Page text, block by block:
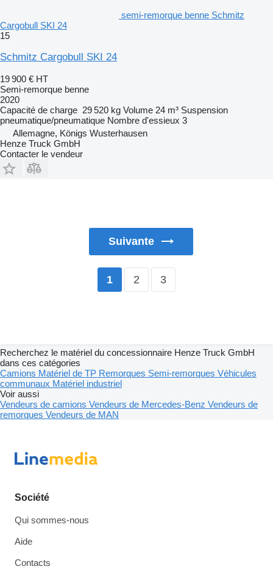
semi-remorque benne Schmitz
Cargobull SKI 24
15
Schmitz Cargobull SKI 24
19 900 € HT
Semi-remorque benne
2020
Capacité de charge 29 520 kg Volume 24 m³ Suspension
pneumatique/pneumatique Nombre d'essieux 3
Allemagne, Königs Wusterhausen
Henze Truck GmbH
Contacter le vendeur
Suivante
1 2 3
Recherchez le matériel du concessionnaire Henze Truck GmbH
dans ces catégories
Camions Matériel de TP Remorques Semi-remorques Véhicules
communaux Matériel industriel
Voir aussi
Vendeurs de camions Vendeurs de Mercedes-Benz Vendeurs de
remorques Vendeurs de MAN
Société
Qui sommes-nous
Aide
Contacts